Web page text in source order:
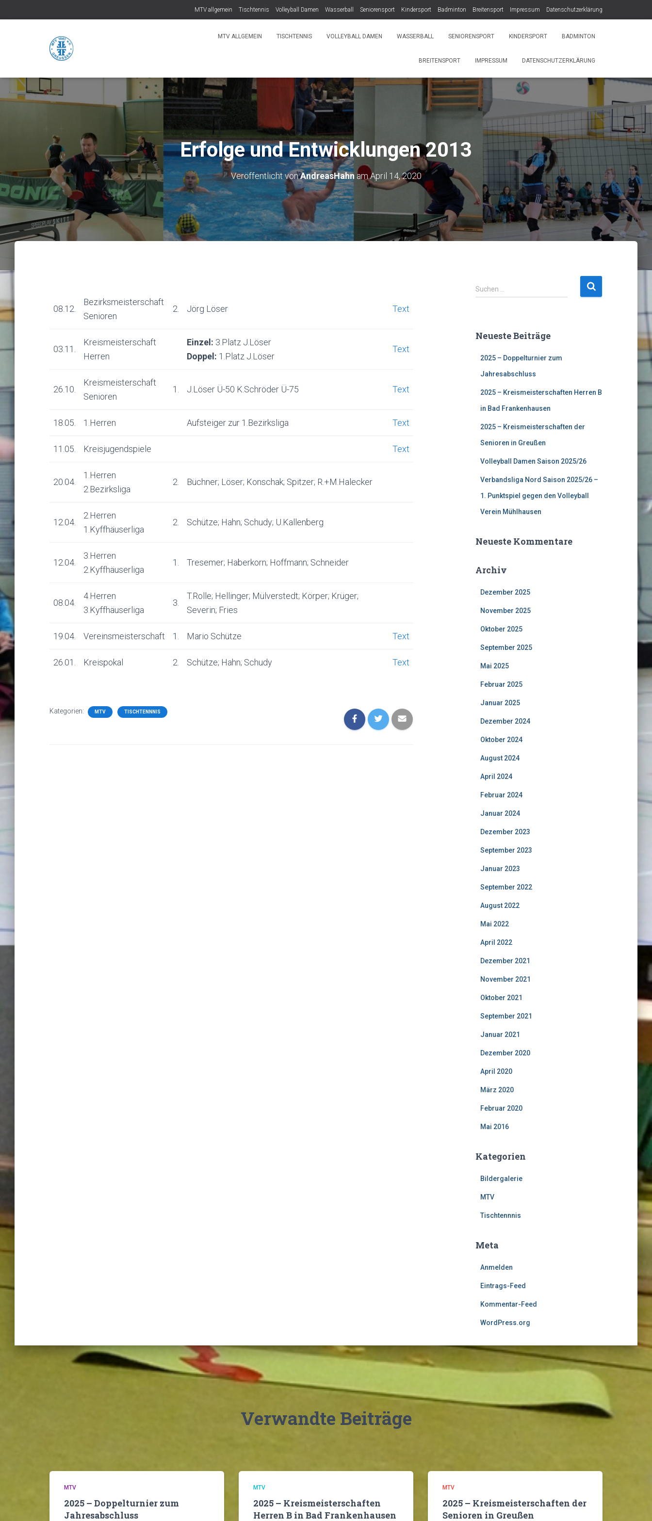
MTV allgemein Tischtennis Volleyball Damen Wasserball Seniorensport Kindersport Badminton Breitensport Impressum Datenschutzerklärung
MTV ALLGEMEIN TISCHTENNIS VOLLEYBALL DAMEN WASSERBALL SENIORENSPORT KINDERSPORT BADMINTON
BREITENSPORT IMPRESSUM DATENSCHUTZERKLÄRUNG
Erfolge und Entwicklungen 2013
Veröffentlicht vonAndreasHahn amApril 14, 2020
08.12.
Bezirksmeisterschaft
Senioren
2. Jörg Löser Text
03.11.
Kreismeisterschaft
Herren
Einzel: 3.Platz J.Löser
Doppel: 1.Platz J.Löser
Text
26.10.
Kreismeisterschaft
Senioren
1. J.Löser Ü-50 K.Schröder Ü-75 Text
18.05. 1.Herren Aufsteiger zur 1.Bezirksliga Text
11.05. Kreisjugendspiele Text
20.04.
1.Herren
2.Bezirksliga
2. Büchner; Löser; Konschak; Spitzer; R.+M.Halecker
12.04.
2.Herren
1.Kyffhäuserliga
2. Schütze; Hahn; Schudy; U.Kallenberg
12.04.
3.Herren
2.Kyffhäuserliga
1. Tresemer; Haberkorn; Hoffmann; Schneider
08.04.
4.Herren
3.Kyffhäuserliga
3.
T.Rolle; Hellinger; Mülverstedt; Körper; Krüger;
Severin; Fries
19.04. Vereinsmeisterschaft 1. Mario Schütze Text
26.01. Kreispokal 2. Schütze; Hahn; Schudy Text
Kategorien: MTV TISCHTENNNIS
S
u
n
Suchen …
Neueste Beiträge
2025 – Doppelturnier zum
Jahresabschluss
2025 – Kreismeisterschaften Herren B
in Bad Frankenhausen
2025 – Kreismeisterschaften der
Senioren in Greußen
Volleyball Damen Saison 2025/26
Verbandsliga Nord Saison 2025/26 –
1. Punktspiel gegen den Volleyball
Verein Mühlhausen
Neueste Kommentare
Archiv
Dezember 2025
November 2025
Oktober 2025
September 2025
Mai 2025
Februar 2025
Januar 2025
Dezember 2024
Oktober 2024
August 2024
April 2024
Februar 2024
Januar 2024
Dezember 2023
September 2023
Januar 2023
September 2022
August 2022
Mai 2022
April 2022
Dezember 2021
November 2021
Oktober 2021
September 2021
Januar 2021
Dezember 2020
April 2020
März 2020
Februar 2020
Mai 2016
Kategorien
Bildergalerie
MTV
Tischtennnis
Meta
Anmelden
Eintrags-Feed
Kommentar-Feed
WordPress.org
Verwandte Beiträge
MTV
2025 – Doppelturnier zum
Jahresabschluss
MTV
2025 – Kreismeisterschaften
Herren B in Bad Frankenhausen
MTV
2025 – Kreismeisterschaften der
Senioren in Greußen